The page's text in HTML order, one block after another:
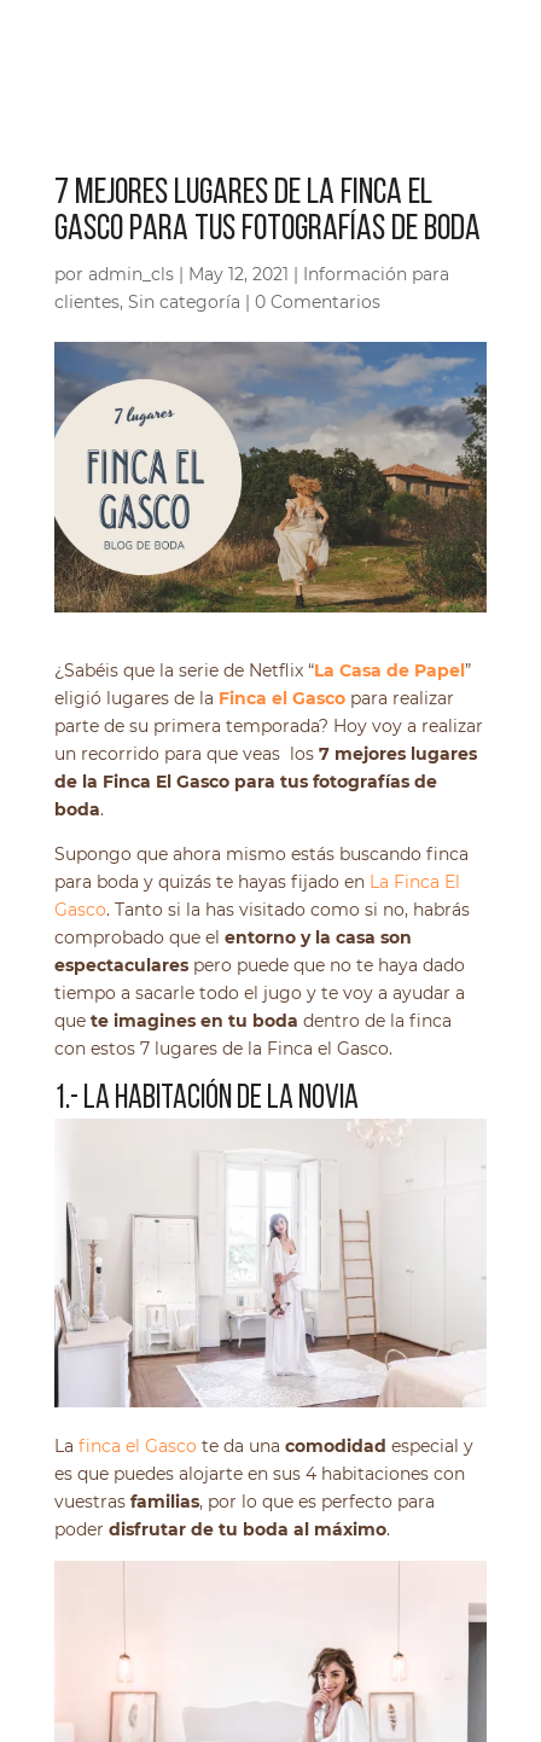
7 MEJORES LUGARES DE LA FINCA EL
GASCO PARA TUS FOTOGRAFÍAS DE BODA
por admin_cls| May 12, 2021 | Información para
clientes, Sin categoría | 0 Comentarios
¿Sabéis que la serie de Netflix “La Casa de Papel”
eligió lugares de la Finca el Gascopara realizar
parte de su primera temporada? Hoy voy a realizar
un recorrido para que veas los 7 mejores lugares
de la Finca El Gasco para tus fotografías de
boda.
Supongo que ahora mismo estás buscando finca
para boda y quizás te hayas fijado enLa Finca El
Gasco. Tanto si la has visitado como si no, habrás
comprobado que el entorno y la casa son
espectacularespero puede que no te haya dado
tiempo a sacarle todo el jugo y te voy a ayudar a
quete imagines en tu boda dentro de la finca
con estos 7 lugares de la Finca el Gasco.
1.- LA HABITACIÓN DE LA NOVIA
La finca el Gasco te da una comodidad especial y
es que puedes alojarte en sus 4 habitaciones con
vuestras familias, por lo que es perfecto para
poder disfrutar de tu boda al máximo.